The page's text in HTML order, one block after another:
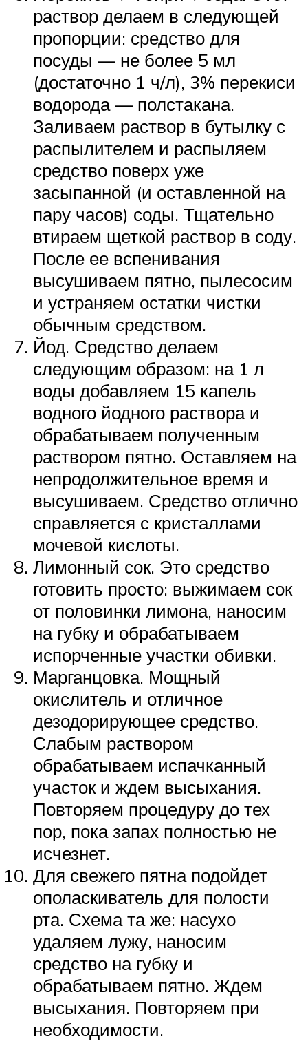
раствор делаем в следующей
пропорции: средство для
посуды — не более 5 мл
(достаточно 1 ч/л), 3% перекиси
водорода — полстакана.
Заливаем раствор в бутылку с
распылителем и распыляем
средство поверх уже
засыпанной (и оставленной на
пару часов) соды. Тщательно
втираем щеткой раствор в соду.
После ее вспенивания
высушиваем пятно, пылесосим
и устраняем остатки чистки
обычным средством.
Йод. Средство делаем
следующим образом: на 1 л
воды добавляем 15 капель
водного йодного раствора и
обрабатываем полученным
раствором пятно. Оставляем на
непродолжительное время и
высушиваем. Средство отлично
справляется с кристаллами
мочевой кислоты.
Лимонный сок. Это средство
готовить просто: выжимаем сок
от половинки лимона, наносим
на губку и обрабатываем
испорченные участки обивки.
Марганцовка. Мощный
окислитель и отличное
дезодорирующее средство.
Слабым раствором
обрабатываем испачканный
участок и ждем высыхания.
Повторяем процедуру до тех
пор, пока запах полностью не
исчезнет.
Для свежего пятна подойдет
ополаскиватель для полости
рта. Схема та же: насухо
удаляем лужу, наносим
средство на губку и
обрабатываем пятно. Ждем
высыхания. Повторяем при
необходимости.